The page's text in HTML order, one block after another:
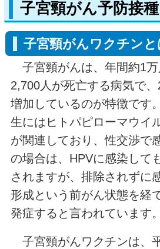
子宮頸がん予防接
子宮頸がんワクチンと
子宮頸がんは、年間約1万
2,700人が死亡する病気で
増加しているのが特徴です
生にはヒトパピローマウイ
が関連しており、性交渉で
の場合は、HPVに感染して
されますが、排除されずに
形成という前がん状態を経
発症すると言われています。
子宮頸がんワクチンは、